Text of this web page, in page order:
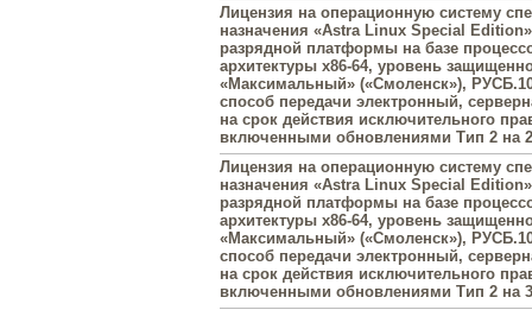
Лицензия на операционную систему
назначения «Astra Linux Special
разрядной платформы на базе
архитектуры х86-64, уровень
«Максимальный» («Смоленск»),
способ передачи электронный,
на срок действия исключительного
включенными обновлениями Тип 2 на
Лицензия на операционную систему
назначения «Astra Linux Special
разрядной платформы на базе
архитектуры х86-64, уровень
«Максимальный» («Смоленск»),
способ передачи электронный,
на срок действия исключительного
включенными обновлениями Тип 2 на